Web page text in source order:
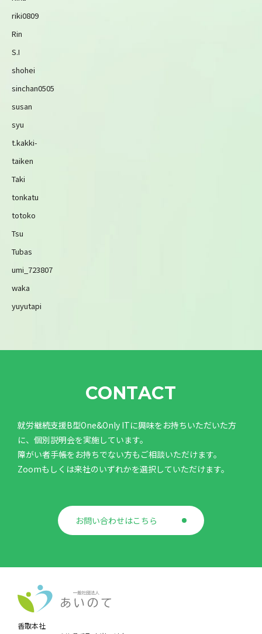
riki0809
Rin
S.I
shohei
sinchan0505
susan
syu
t.kakki-
taiken
Taki
tonkatu
totoko
Tsu
Tubas
umi_723807
waka
yuyutapi
CONTACT
就労継続支援B型One&Only ITに興味をお持ちいただいた方
に、個別説明会を実施しています。
障がい者手帳をお持ちでない方もご相談いただけます。
Zoomもしくは来社のいずれかを選択していただけます。
お問い合わせはこちら
香取本社